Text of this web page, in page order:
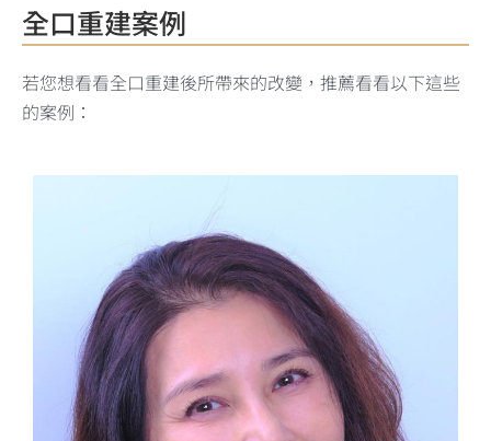
全口重建案例
若您想看看全口重建後所帶來的改變，推薦看看以下這些
的案例：